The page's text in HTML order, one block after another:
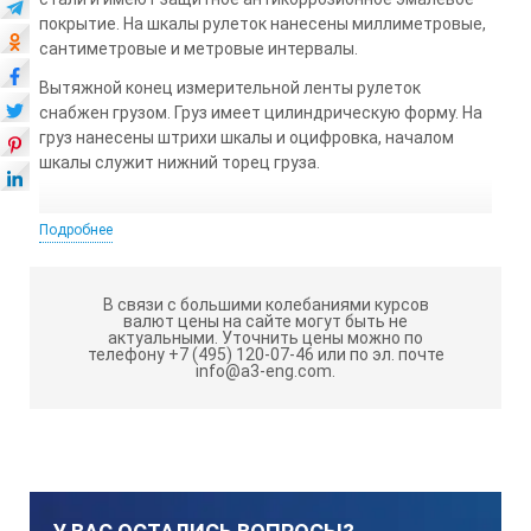
покрытие. На шкалы рулеток нанесены миллиметровые,
сантиметровые и метровые интервалы.
Вытяжной конец измерительной ленты рулеток
снабжен грузом. Груз имеет цилиндрическую форму. На
груз нанесены штрихи шкалы и оцифровка, началом
шкалы служит нижний торец груза.
Номинальная длина шкалы рулетки
Цена деления
Допускаемое отклонение сантиметрового
Подробнее
В связи с большими колебаниями курсов
валют цены на сайте могут быть не
актуальными. Уточнить цены можно по
телефону +7 (495) 120-07-46 или по эл. почте
info@a3-eng.com.